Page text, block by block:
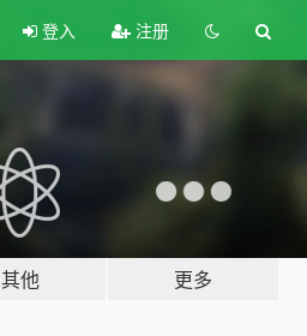
登入 注册
其他 更多